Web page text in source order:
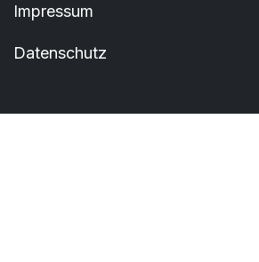
Impressum
Datenschutz